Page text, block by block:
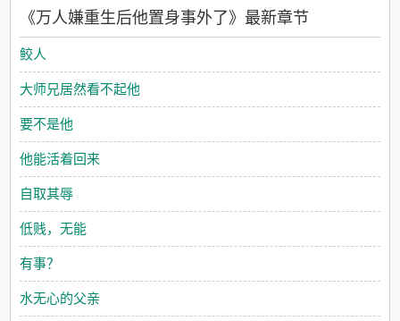
奈何灵根极差，傅明月闯遍鬼域，几经生死，为他寻来了洗灵根
的仙果，却被他当众退婚，遭人耻笑；魔族来犯，他以一敌百，
轨。重生后，他才知道多做多错的道理——想要成为别人眼中的
好人，最好的什么都不做，束之高阁，成为一朵高岭之花。傅明
月索性当了甩手掌柜，不再过问他人之事，他不管闲事，变得自
私了，惜命了，有什么好的灵药法宝都用在自己身上，绝不给那
些白眼狼。前世辜负他的那些人，都自食恶果，悔不当初，跪在
他面前求原谅。可惜傅明月早就断情绝爱，只将这些人当成笑话
看，连逗弄的心思都没有。ps：1,1v1，主受，主要是受的剧情，
攻可能出来较晚2，前世对不起受的，受都会报复回去，重生前善
良，重生后睚眦必报，冷酷自私但不恶毒，极度爱财3，受事业心
强，升级较快4，作者比较喜欢写万人迷，写了好多本都是万人
迷，受后期可能万人迷预收《万人嫌替身跳崖后不爱了》在成亲
半个月后，白炽像个破鞋一样，被丢出了傅家的门。因为白炽的
然不愿受这种侮辱，他抹了抹眼泪，转身回了师门，想要找师尊
《万人嫌重生后他置身事外了》最新章节
鲛人
大师兄居然看不起他
要不是他
他能活着回来
自取其辱
低贱，无能
有事？
水无心的父亲